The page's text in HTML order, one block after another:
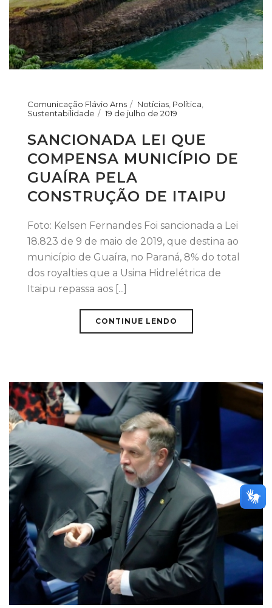
Comunicação Flávio Arns Notícias Política
Sustentabilidade
19 de julho de 2019
SANCIONADA LEI QUE
COMPENSA MUNICÍPIO DE
GUAÍRA PELA
CONSTRUÇÃO DE ITAIPU
Foto: Kelsen Fernandes Foi sancionada a Lei
18.823 de 9 de maio de 2019, que destina ao
município de Guaíra, no Paraná, 8% do total
dos royalties que a Usina Hidrelétrica de
Itaipu repassa aos [...]
CONTINUE LENDO